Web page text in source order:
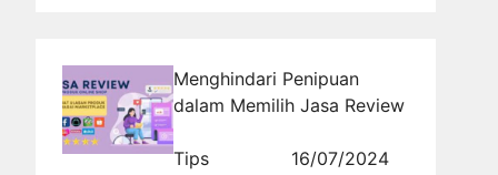
Menghindari Penipuan
dalam Memilih Jasa Review
Tips 16/07/2024